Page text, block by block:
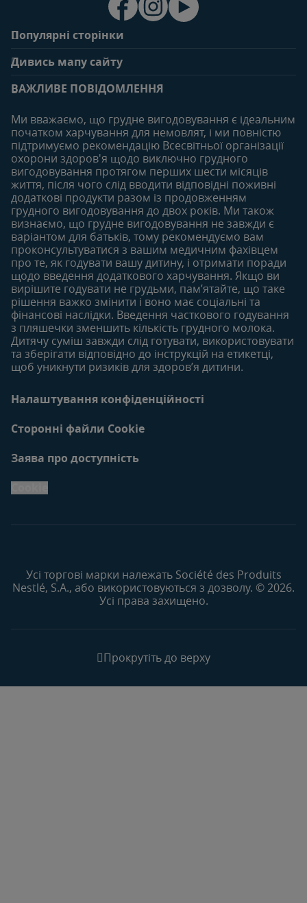
Популярні сторінки
Поширені запитання
Особистий кабінет
Придбати
Наші бренди
Безкоштовні тестування
Дивись мапу сайту
Статті
Статті
6-12 місяців
Статті
Продукти
12-18 місяців
Статті
Продукти
18-24 місяців
Статті
Продукти
ВАЖЛИВЕ ПОВІДОМЛЕННЯ
Ми вважаємо, що грудне вигодовування є ідеальним
початком харчування для немовлят, і ми повністю
підтримуємо рекомендацію Всесвітньої організації
охорони здоров'я щодо виключно грудного
вигодовування протягом перших шести місяців
життя, після чого слід вводити відповідні поживні
додаткові продукти разом із продовженням
грудного вигодовування до двох років. Ми також
визнаємо, що грудне вигодовування не завжди є
варіантом для батьків, тому рекомендуємо вам
проконсультуватися з вашим медичним фахівцем
про те, як годувати вашу дитину, і отримати поради
щодо введення додаткового харчування. Якщо ви
вирішите годувати не грудьми, пам’ятайте, що таке
рішення важко змінити і воно має соціальні та
фінансові наслідки. Введення часткового годування
з пляшечки зменшить кількість грудного молока.
Дитячу суміш завжди слід готувати, використовувати
та зберігати відповідно до інструкцій на етикетці,
щоб уникнути ризиків для здоров’я дитини.
Налаштування конфіденційності
Сторонні файли Cookie
Заява про доступність
Усі торгові марки належать Société des Produits
Nestlé, S.A., або використовуються з дозволу. © 2026.
Усі права захищено.
Прокрутіть до верху